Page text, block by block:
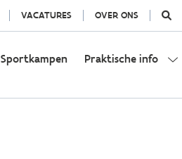
VACATURES OVER ONS
Sportkampen Praktische info